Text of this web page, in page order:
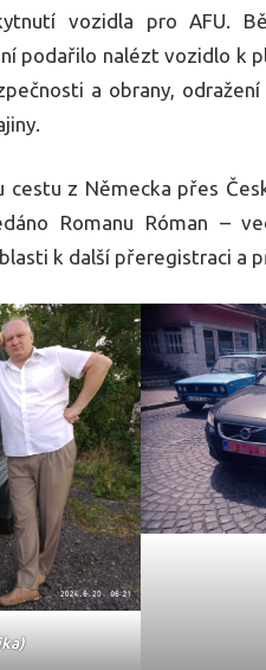
vozidla pro AFU.
podařilo nalézt vozidlo k
a obrany,
cestu z Německa přes
Romanu Róman –
k další přeregistraci a